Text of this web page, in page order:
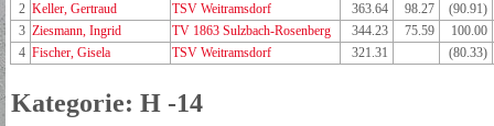
2 Keller, Gertraud TSV Weitramsdorf 363.64 98.27
(90.91)
3 Ziesmann, Ingrid TV 1863 Sulzbach-Rosenberg 344.23 75.59
100.00
4 Fischer, Gisela TSV Weitramsdorf 321.31 (80.33)
Kategorie: H -14